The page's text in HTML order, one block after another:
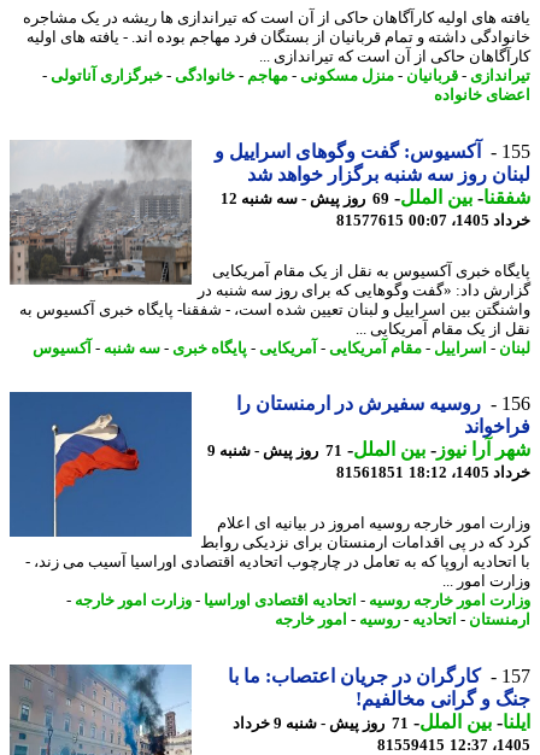
های اولیه کارآگاهان حاکی از آن است که تیراندازی ها ریشه در یک مشاجره
داشته و تمام قربانیان از بستگان فرد مهاجم بوده اند. - یافته های اولیه
حاکی از آن است که تیراندازی ...
- قربانیان-منزل مسکونی-مهاجم-خانوادگی -خبرگزاری آناتولی-
خانواده
آکسیوس: گفت وگوهای اسراییل و
روز سه شنبه برگزار خواهد شد
-بین الملل-
69 روز پیش - سه شنبه 12
00:07
81577615
خبری آکسیوس به نقل از یک مقام آمریکایی
داد: «گفت وگوهایی که برای روز سه شنبه در
بین اسراییل و لبنان تعیین شده است، - شفقنا- پایگاه خبری آکسیوس به
از یک مقام آمریکایی ...
-اسراییل -مقام آمریکایی-آمریکایی-پایگاه خبری- سه شنبه-آکسیوس
روسیه سفیرش در ارمنستان را
آرا نیوز-بین الملل-
71 روز پیش - شنبه 9
18:12
81561851
امور خارجه روسیه امروز در بیانیه ای اعلام
که در پی اقدامات ارمنستان برای نزدیکی روابط
اروپا که به تعامل در چارچوب اتحادیه اقتصادی اوراسیا آسیب می زند، -
امور ...
امور خارجه روسیه-اتحادیه اقتصادی اوراسیا -وزارت امور خارجه-
-اتحادیه-روسیه-امور خارجه
کارگران در جریان اعتصاب: ما با
و گرانی مخالفیم!
-بین الملل-
71 روز پیش - شنبه 9 خرداد
81559415